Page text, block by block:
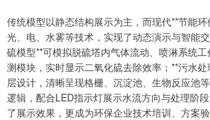
传统模型以静态结构展示为主，而现代**节能环
光、电、水雾等技术，实现了动态演示与智能
硫模型**可模拟脱硫塔内气体流动、喷淋系统
测模块，实时显示二氧化硫去除效率；**污水
层设计，清晰呈现格栅、沉淀池、生物反应池
逻辑，配合LED指示灯展示水流方向与处理阶
了展示效果，更成为环保企业技术培训、方案验